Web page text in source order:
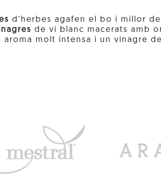
d’herbes agafen el bo i millor
de vi blanc macerats amb
aroma molt intensa i un vinagre